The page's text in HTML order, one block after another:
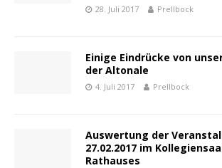
28. Juli 2017 Prellbock
Einige Eindrücke von
der Altonale
4. Juli 2017 Prellbock
Auswertung der
27.02.2017 im
Rathauses